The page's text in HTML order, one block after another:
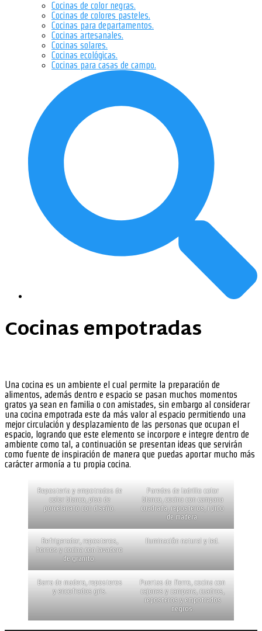
Cocinas de color negras.
Cocinas de colores pasteles.
Cocinas para departamentos.
Cocinas artesanales.
Cocinas solares.
Cocinas ecológicas.
Cocinas para casas de campo.
Cocinas empotradas
Una cocina es un ambiente el cual permite la preparación de
alimentos, además dentro e espacio se pasan muchos momentos
gratos ya sean en familia o con amistades, sin embargo al considerar
una cocina empotrada este da más valor al espacio permitiendo una
mejor circulación y desplazamiento de las personas que ocupan el
espacio, logrando que este elemento se incorpore e integre dentro de
ambiente como tal, a continuación se presentan ideas que servirán
como fuente de inspiración de manera que puedas aportar mucho más
carácter armonía a tu propia cocina.
Reposteria y empotrados de
color blanco, piso de
porcelanato con diseño.
Paredes de ladrillo color
blanco, cocina con campana
cuadrada, reposteros, i pido
de madera.
Refrigerador, reposteros,
hornos y cocina con lavadero
de granito.
Iluminación natural y led.
Barra de madera, reposteros
y encofrados gris.
Puertas de fierro, cocina con
cajones y campana, cuadros,
reposteros y empotrados
negros.